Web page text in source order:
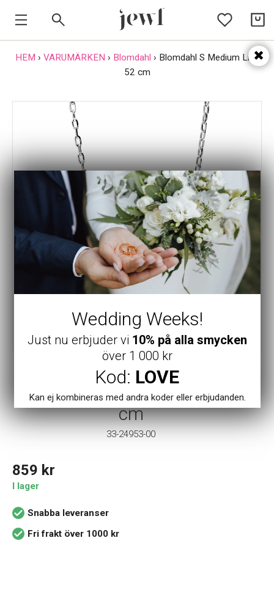
HEM
VARUMÄRKEN
HEM › VARUMÄRKEN › Blomdahl › Blomdahl S Medium Link
52 cm
Blomdahl
Blomdahl S Medium Link 52
cm
33-24953-00
859 kr
I lager
Snabba leveranser
Fri frakt över 1000 kr
Wedding Weeks!
Just nu erbjuder vi 10% på alla smycken
över 1 000 kr
Kod: LOVE
Kan ej kombineras med andra koder eller erbjudanden.